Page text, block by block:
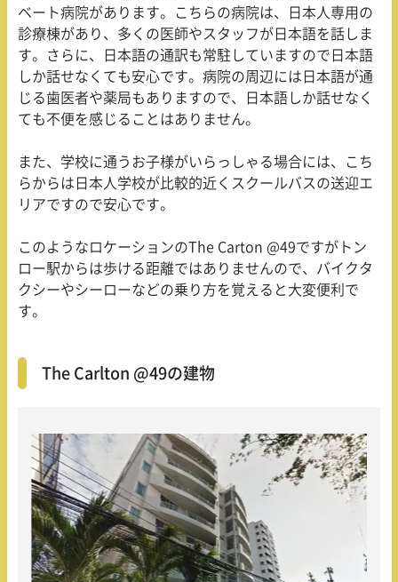
ベート病院があります。こちらの病院は、日本人専用の
診療棟があり、多くの医師やスタッフが日本語を話しま
す。さらに、日本語の通訳も常駐していますので日本語
しか話せなくても安心です。病院の周辺には日本語が通
じる歯医者や薬局もありますので、日本語しか話せなく
ても不便を感じることはありません。
また、学校に通うお子様がいらっしゃる場合には、こち
らからは日本人学校が比較的近くスクールバスの送迎エ
リアですので安心です。
このようなロケーションのThe Carton @49ですがトン
ロー駅からは歩ける距離ではありませんので、バイクタ
クシーやシーローなどの乗り方を覚えると大変便利で
す。
The Carlton @49の建物